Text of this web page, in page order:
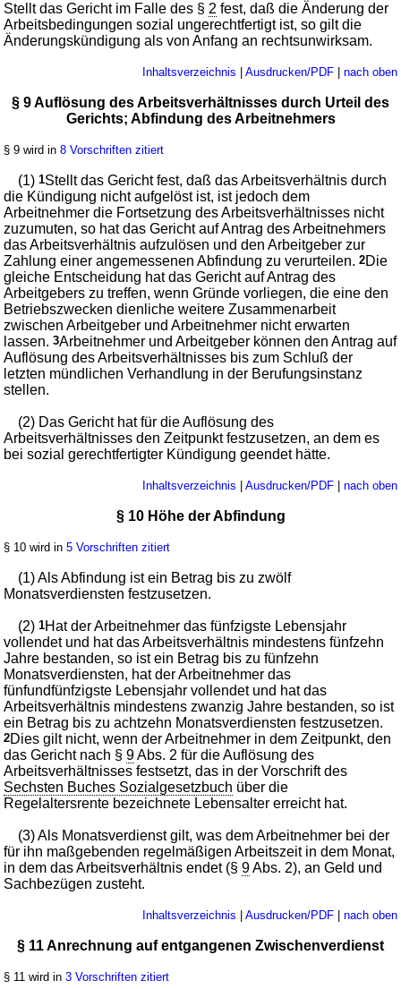
Stellt das Gericht im Falle des § 2 fest, daß die Änderung der
Arbeitsbedingungen sozial ungerechtfertigt ist, so gilt die
Änderungskündigung als von Anfang an rechtsunwirksam.
Inhaltsverzeichnis Ausdrucken/PDF| nach oben
§ 9 Auflösung des Arbeitsverhältnisses durch Urteil des
Gerichts; Abfindung des Arbeitnehmers
§ 9 wird in8 Vorschriften zitiert
(1)1Stellt das Gericht fest, daß das Arbeitsverhältnis durch
die Kündigung nicht aufgelöst ist, ist jedoch dem
Arbeitnehmer die Fortsetzung des Arbeitsverhältnisses nicht
zuzumuten, so hat das Gericht auf Antrag des Arbeitnehmers
das Arbeitsverhältnis aufzulösen und den Arbeitgeber zur
Zahlung einer angemessenen Abfindung zu verurteilen.2Die
gleiche Entscheidung hat das Gericht auf Antrag des
Arbeitgebers zu treffen, wenn Gründe vorliegen, die eine den
Betriebszwecken dienliche weitere Zusammenarbeit
zwischen Arbeitgeber und Arbeitnehmer nicht erwarten
lassen.3Arbeitnehmer und Arbeitgeber können den Antrag auf
Auflösung des Arbeitsverhältnisses bis zum Schluß der
letzten mündlichen Verhandlung in der Berufungsinstanz
stellen.
(2) Das Gericht hat für die Auflösung des
Arbeitsverhältnisses den Zeitpunkt festzusetzen, an dem es
bei sozial gerechtfertigter Kündigung geendet hätte.
Inhaltsverzeichnis Ausdrucken/PDF| nach oben
§ 10 Höhe der Abfindung
§ 10 wird in5 Vorschriften zitiert
(1) Als Abfindung ist ein Betrag bis zu zwölf
Monatsverdiensten festzusetzen.
(2)1Hat der Arbeitnehmer das fünfzigste Lebensjahr
vollendet und hat das Arbeitsverhältnis mindestens fünfzehn
Jahre bestanden, so ist ein Betrag bis zu fünfzehn
Monatsverdiensten, hat der Arbeitnehmer das
fünfundfünfzigste Lebensjahr vollendet und hat das
Arbeitsverhältnis mindestens zwanzig Jahre bestanden, so ist
ein Betrag bis zu achtzehn Monatsverdiensten festzusetzen.
2Dies gilt nicht, wenn der Arbeitnehmer in dem Zeitpunkt, den
das Gericht nach §9Abs. 2 für die Auflösung des
Arbeitsverhältnisses festsetzt, das in der Vorschrift des
Sechsten Buches Sozialgesetzbuch über die
Regelaltersrente bezeichnete Lebensalter erreicht hat.
(3) Als Monatsverdienst gilt, was dem Arbeitnehmer bei der
für ihn maßgebenden regelmäßigen Arbeitszeit in dem Monat,
in dem das Arbeitsverhältnis endet (§9Abs. 2), an Geld und
Sachbezügen zusteht.
Inhaltsverzeichnis Ausdrucken/PDF| nach oben
§ 11 Anrechnung auf entgangenen Zwischenverdienst
§ 11 wird in3 Vorschriften zitiert